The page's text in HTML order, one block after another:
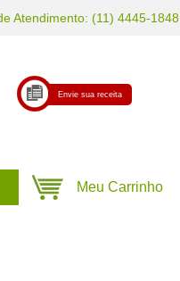
Atendimento: (11) 4445-1848
Envie sua receita